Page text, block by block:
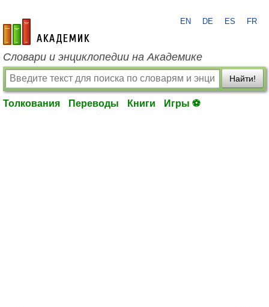
academic.ru
EN DE ES FR
Словари и энциклопедии на Академике
Найти!
Толкования Переводы Книги Игры ⚽